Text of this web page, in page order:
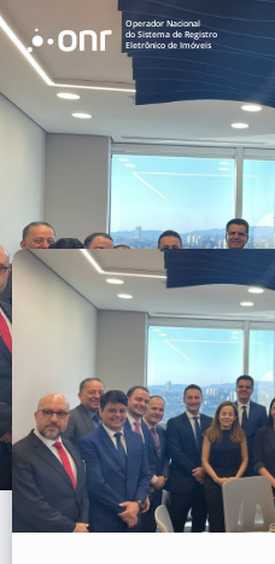
Operador Nacional
do Sistema de Registro
Eletrônico de Imóveis